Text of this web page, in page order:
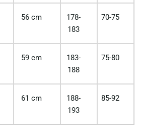
56 cm
178-
183
70-75
59 cm
183-
188
75-80
61 cm
188-
193
85-92